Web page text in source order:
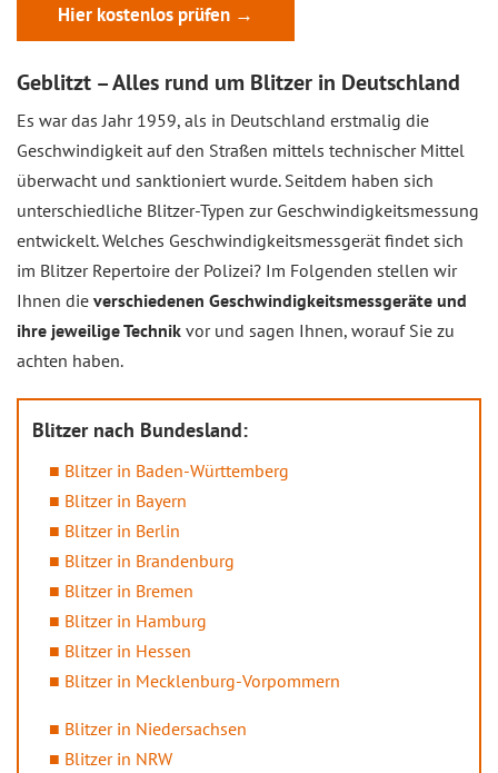
Hier kostenlos prüfen →
Geblitzt – Alles rund um Blitzer in Deutschland
Es war das Jahr 1959, als in Deutschland erstmalig die
Geschwindigkeit auf den Straßen mittels technischer Mittel
überwacht und sanktioniert wurde. Seitdem haben sich
unterschiedliche Blitzer-Typen zur Geschwindigkeitsmessung
entwickelt. Welches Geschwindigkeitsmessgerät findet sich
im Blitzer Repertoire der Polizei? Im Folgenden stellen wir
Ihnen die verschiedenen Geschwindigkeitsmessgeräte und
ihre jeweilige Technik vor und sagen Ihnen, worauf Sie zu
achten haben.
Blitzer nach Bundesland:
Blitzer in Baden-Württemberg
Blitzer in Bayern
Blitzer in Berlin
Blitzer in Brandenburg
Blitzer in Bremen
Blitzer in Hamburg
Blitzer in Hessen
Blitzer in Mecklenburg-Vorpommern
Blitzer in Niedersachsen
Blitzer in NRW